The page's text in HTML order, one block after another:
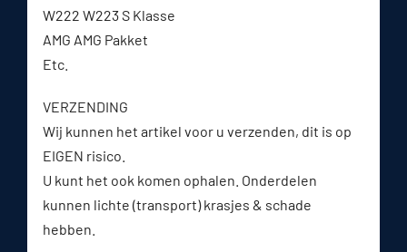
W222 W223 S Klasse
AMG AMG Pakket
Etc.
VERZENDING
Wij kunnen het artikel voor u verzenden, dit is op
EIGEN risico.
U kunt het ook komen ophalen. Onderdelen
kunnen lichte (transport) krasjes & schade
hebben.